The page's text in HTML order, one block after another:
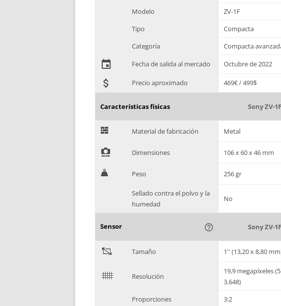
Modelo ZV-1F
Tipo
Compacta
Categoría
Compacta
event Fecha de salida al mercado Octubre de 2022
attach_money Precio aproximado 469€ / 499$
Características físicas Sony ZV-1F
G Material de fabricación Metal
! Dimensiones 106 x 60 x 46 mm
H Peso 256 gr
Sellado contra el polvo y la
humedad
No
Sensor help_outline Sony ZV-1F
" Tamaño 1'' (13,20 x 8,80
$ Resolución
19,9 megapíxeles
3.648)
Proporciones
3:2